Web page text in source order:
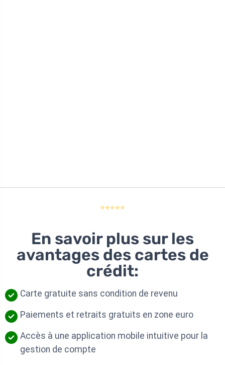
⭐⭐⭐⭐⭐
En savoir plus sur les
avantages des cartes de
crédit:
Carte gratuite sans condition de revenu
Paiements et retraits gratuits en zone euro
Accès à une application mobile intuitive pour la
gestion de compte